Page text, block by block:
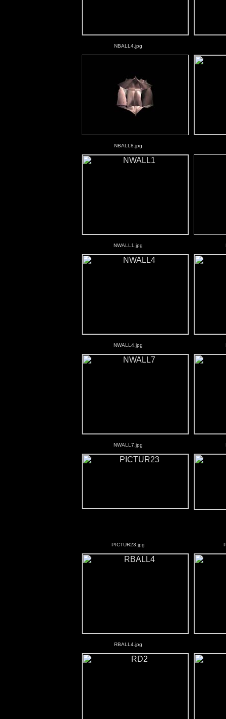
NBALL4.jpg
NBALL8.jpg
NWALL1.jpg
NWALL4.jpg
NWALL7.jpg
PICTUR23.jpg
RBALL4.jpg